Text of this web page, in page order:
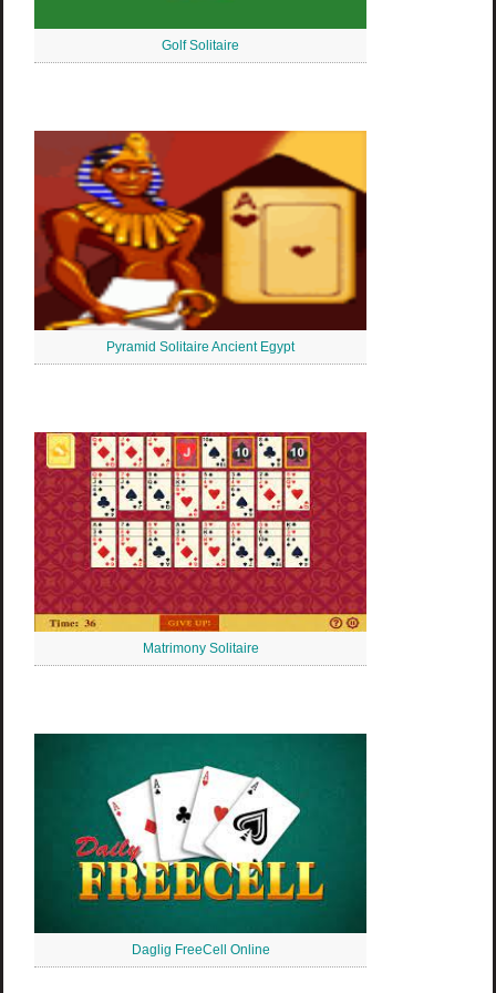
Golf Solitaire
Pyramid Solitaire Ancient Egypt
Matrimony Solitaire
Daglig FreeCell Online